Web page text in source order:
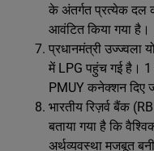
के अंतर्गत प्रत्येक दल
आवंटित किया गया है।
प्रधानमंत्री उज्ज्वला
में LPG पहुंच गई है।
PMUY कनेक्शन दिए
भारतीय रिज़र्व बैंक
बताया गया है कि
अर्थव्यवस्था मजबूत